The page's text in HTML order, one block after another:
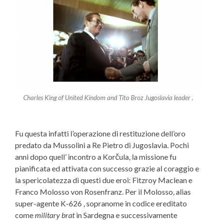
Charles King of United Kindom and Tito Broz Jugoslavia leader .
Fu questa infatti l’operazione di restituzione dell’oro
predato da Mussolini a Re Pietro di Jugoslavia. Pochi
anni dopo quell’ incontro a Korčula, la missione fu
pianificata ed attivata con successo grazie al coraggio e
la spericolatezza di questi due eroi: Fitzroy Maclean e
Franco Molosso von Rosenfranz. Per il Molosso, alias
super-agente K-626 , sopranome in codice ereditato
comemilitary bratin Sardegna e successivamente